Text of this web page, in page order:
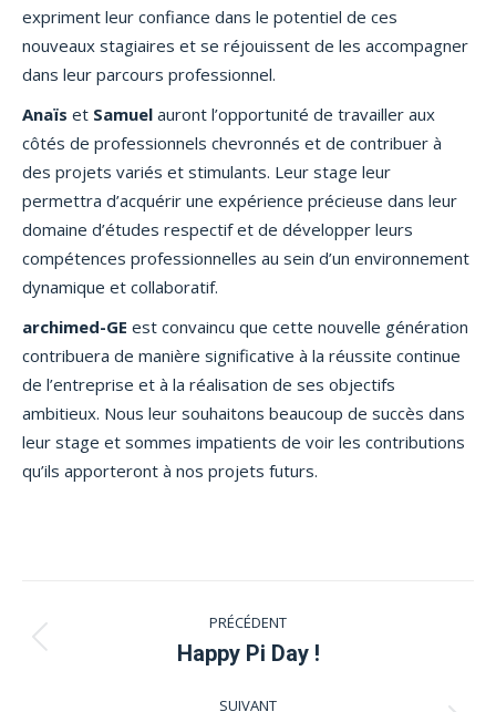
expriment leur confiance dans le potentiel de ces
nouveaux stagiaires et se réjouissent de les accompagner
dans leur parcours professionnel.
Anaïs et Samuel auront l’opportunité de travailler aux
côtés de professionnels chevronnés et de contribuer à
des projets variés et stimulants. Leur stage leur
permettra d’acquérir une expérience précieuse dans leur
domaine d’études respectif et de développer leurs
compétences professionnelles au sein d’un environnement
dynamique et collaboratif.
archimed-GE est convaincu que cette nouvelle génération
contribuera de manière significative à la réussite continue
de l’entreprise et à la réalisation de ses objectifs
ambitieux. Nous leur souhaitons beaucoup de succès dans
leur stage et sommes impatients de voir les contributions
qu’ils apporteront à nos projets futurs.
Navigation
article
PRÉCÉDENT
Article
:
Happy Pi Day !
SUIVANT